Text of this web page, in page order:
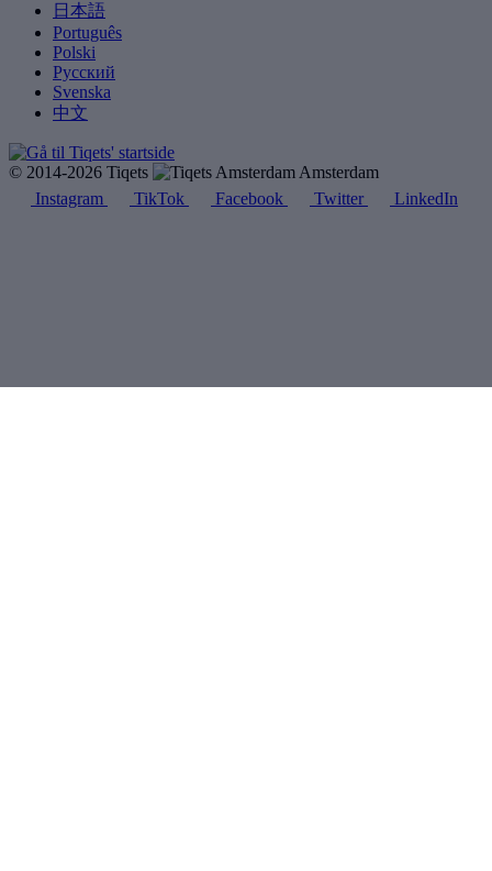
日本語
Português
Polski
Русский
Svenska
中文
© 2014-2026 Tiqets
Amsterdam
Instagram
TikTok Facebook Twitter LinkedIn